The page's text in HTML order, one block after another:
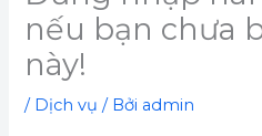
nếu bạn chưa
này!
/ Dịch vụ / Bởi admin